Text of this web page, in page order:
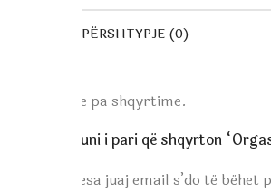
PËRSHTYPJE (0)
Ende pa shqyrtime.
Bëhuni i pari që shqyrton
Adresa juaj email s’do të bëhet